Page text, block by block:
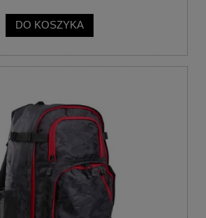
DO KOSZYKA